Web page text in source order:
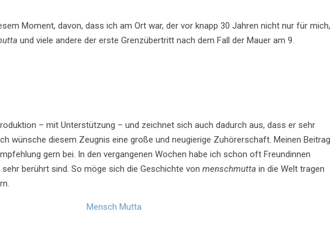
Moment, davon, dass ich am Ort war, der vor knapp 30 Jahren nicht nur für mich,
und viele andere der erste Grenzübertritt nach dem Fall der Mauer am 9.
– mit Unterstützung – und zeichnet sich auch dadurch aus, dass er sehr
wünsche diesem Zeugnis eine große und neugierige Zuhörerschaft. Meinen Beitrag
gern bei. In den vergangenen Wochen habe ich schon oft Freundinnen
berührt sind. So möge sich die Geschichte vonmenschmutta in die Welt tragen
Mensch Mutta